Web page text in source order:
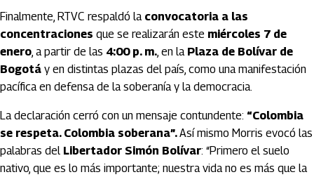
Finalmente, RTVC respaldó la convocatoria a las
concentraciones que se realizarán este miércoles 7 de
enero, a partir de las 4:00 p. m., en la Plaza de Bolívar de
Bogotá y en distintas plazas del país, como una manifestación
pacífica en defensa de la soberanía y la democracia.
La declaración cerró con un mensaje contundente: “Colombia
se respeta. Colombia soberana”.Así mismo Morris evocó las
palabras del Libertador Simón Bolívar: “Primero el suelo
nativo, que es lo más importante; nuestra vida no es más que la